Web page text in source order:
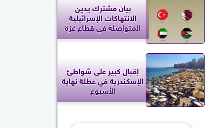
بيان مشترك يدين
الانتهاكات الإسرائيلية
المتواصلة في قطاع غزة
إقبال كبير على شواطئ
الإسكندرية في عطلة نهاية
الأسبوع